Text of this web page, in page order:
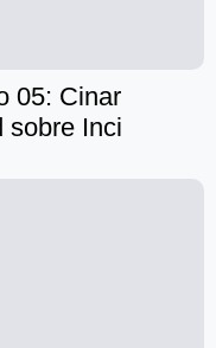
05: Cinar
sobre Inci